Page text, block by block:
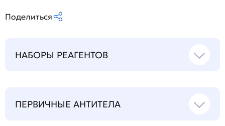
Поделиться
НАБОРЫ РЕАГЕНТОВ
ПЕРВИЧНЫЕ АНТИТЕЛА